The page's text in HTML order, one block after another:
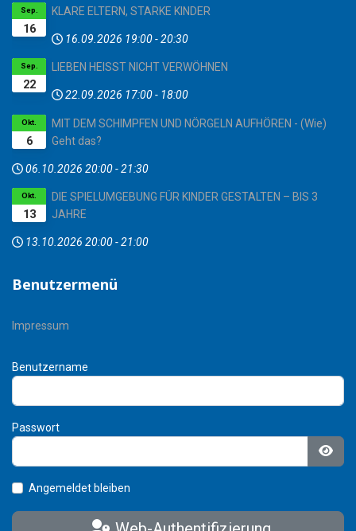
16
Sep. KLARE ELTERN, STARKE KINDER
16.09.2026 19:00-20:30
22
Sep. LIEBEN HEISST NICHT VERWÖHNEN
22.09.2026 17:00- 18:00
6
Okt.
MIT DEM SCHIMPFEN UND NÖRGELN AUFHÖREN - (Wie)
Geht das?
06.10.2026 20:00-21:30
13
Okt.
DIE SPIELUMGEBUNG FÜR KINDER GESTALTEN – BIS 3
JAHRE
13.10.2026 20:00-21:00
Benutzermenü
Impressum
Benutzername
Passwort
Angemeldet bleiben